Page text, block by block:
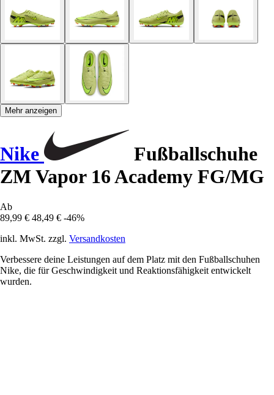
Mehr anzeigen
Nike
Fußballschuhe
ZM Vapor 16 Academy FG/MG
Ab
89,99 € 48,49 € -46%
inkl. MwSt. zzgl. Versandkosten
Verbessere deine Leistungen auf dem Platz mit den Fußballschuhen
Nike, die für Geschwindigkeit und Reaktionsfähigkeit entwickelt
wurden.